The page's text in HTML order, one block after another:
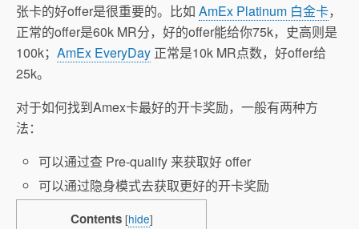
张卡的好offer是很重要的。比如 AmEx Platinum 白金卡，
正常的offer是60k MR分，好的offer能给你75k，史高则是
100k； AmEx EveryDay 正常是10k MR点数，好offer给
25k。
对于如何找到Amex卡最好的开卡奖励，一般有两种方
法：
可以通过查 Pre-qualify 来获取好 offer
可以通过隐身模式去获取更好的开卡奖励
Contents [hide]